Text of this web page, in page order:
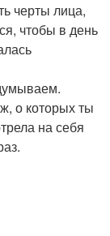
черты лица,
чтобы в день
о которых ты
на себя